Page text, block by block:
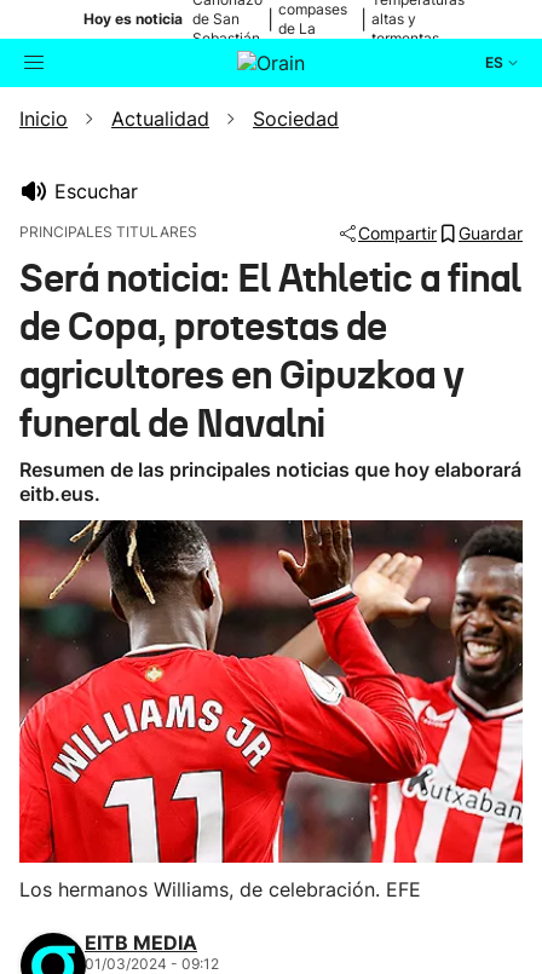
Hoy es noticia de San
Sebastián
compases
de La
altas y
tormentas
ES
Buscador Actualidad
Ikusmiran
Eguraldia
Inicio Actualidad Sociedad
Escuchar
PRINCIPALES TITULARES Compartir Guardar
Será noticia: El Athletic a final
de Copa, protestas de
agricultores en Gipuzkoa y
funeral de Navalni
Resumen de las principales noticias que hoy elaborará
eitb.eus.
Los hermanos Williams, de celebración. EFE
EITB MEDIA
01/03/2024 - 09:12